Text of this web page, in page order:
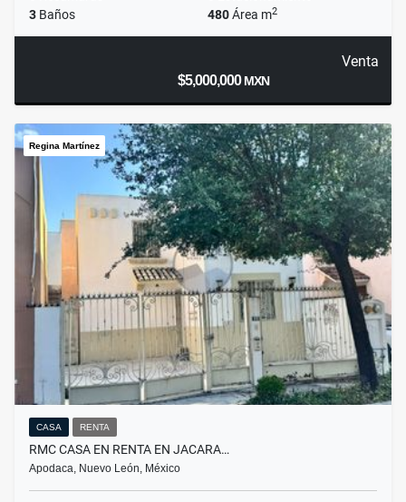
3 Baños 480Área m2
Venta
$5,000,000MXN
Regina Martínez
CASA RENTA
RMC CASA EN RENTA EN JACARA…
Apodaca, Nuevo León, México